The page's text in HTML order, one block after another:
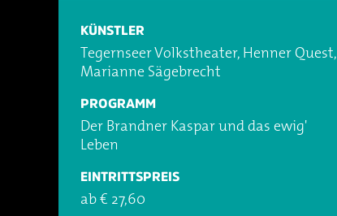
KÜNSTLER
Tegernseer Volkstheater, Henner Quest,
Marianne Sägebrecht
PROGRAMM
Der Brandner Kaspar und das ewig'
Leben
EINTRITTSPREIS
ab € 27,60